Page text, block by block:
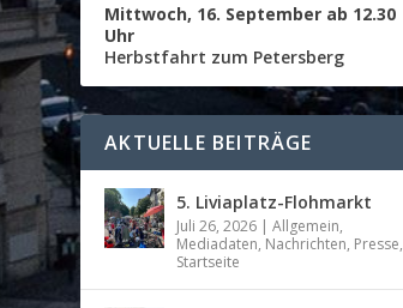
Mittwoch, 16. September ab 12.30
Uhr
Herbstfahrt zum Petersberg
AKTUELLE BEITRÄGE
5. Liviaplatz-Flohmarkt
Juli 26, 2026 |Allgemein,
Mediadaten, Nachrichten, Presse,
Startseite